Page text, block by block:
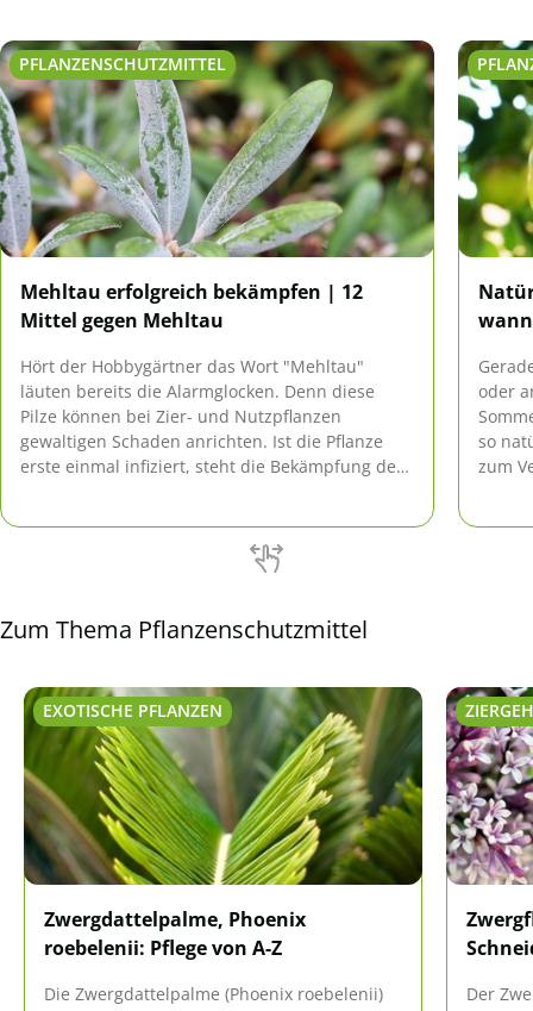
PFLANZENSCHUTZMITTEL
Mehltau erfolgreich bekämpfen | 12
Mittel gegen Mehltau
Hört der Hobbygärtner das Wort "Mehltau"
läuten bereits die Alarmglocken. Denn diese
Pilze können bei Zier- und Nutzpflanzen
gewaltigen Schaden anrichten. Ist die Pflanze
erste einmal infiziert, steht die Bekämpfung des
oder
so
zum
Zum Thema Pflanzenschutzmittel
EXOTISCHE PFLANZEN
Zwergdattelpalme, Phoenix
roebelenii: Pflege von A-Z
Die Zwergdattelpalme (Phoenix roebelenii)
Der